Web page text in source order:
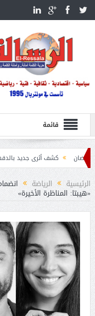
قائمة
كشف أثرى جديد بالدقهلية يوثق
الرئيسية الرياضة
«هيبتا: المناظرة الأخيرة»